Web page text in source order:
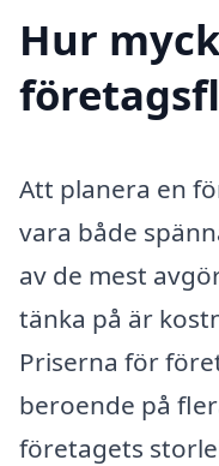
Hur
Att planera en
vara både
av de mest
tänka på är
Priserna för
beroende på
företagets